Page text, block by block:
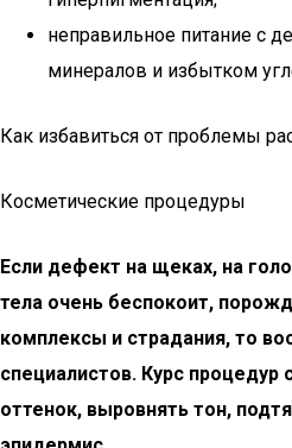
неправильное питание с
минералов и избытком
Как избавиться от проблемы
Косметические процедуры
Если дефект на щеках, на
тела очень беспокоит,
комплексы и страдания, то
специалистов. Курс процедур
оттенок, выровнять тон,